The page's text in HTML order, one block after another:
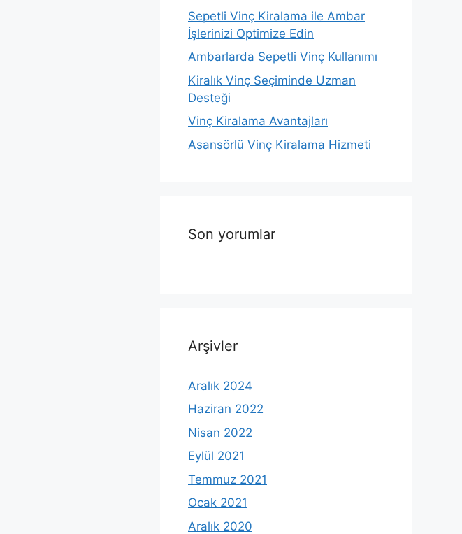
Sepetli Vinç Kiralama ile Ambar
İşlerinizi Optimize Edin
Ambarlarda Sepetli Vinç Kullanımı
Kiralık Vinç Seçiminde Uzman
Desteği
Vinç Kiralama Avantajları
Asansörlü Vinç Kiralama Hizmeti
Son yorumlar
Arşivler
Aralık 2024
Haziran 2022
Nisan 2022
Eylül 2021
Temmuz 2021
Ocak 2021
Aralık 2020